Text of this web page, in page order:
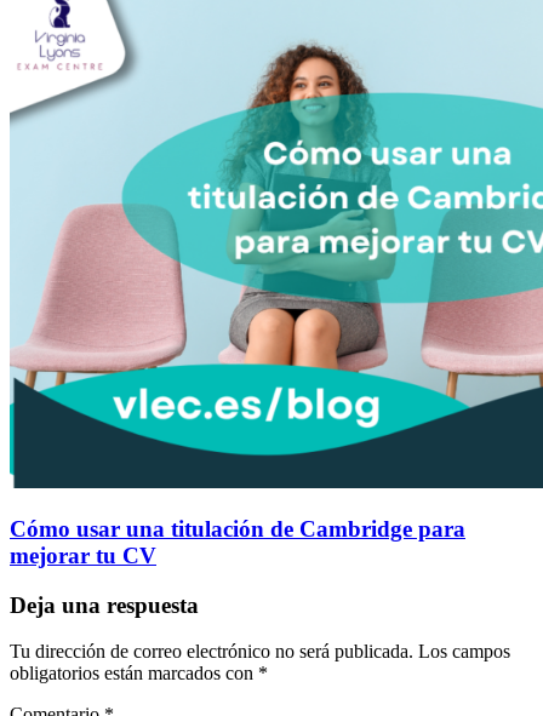
Cómo usar una titulación de Cambridge para
mejorar tu CV
Deja una respuesta
Tu dirección de correo electrónico no será publicada. Los campos
obligatorios están marcados con *